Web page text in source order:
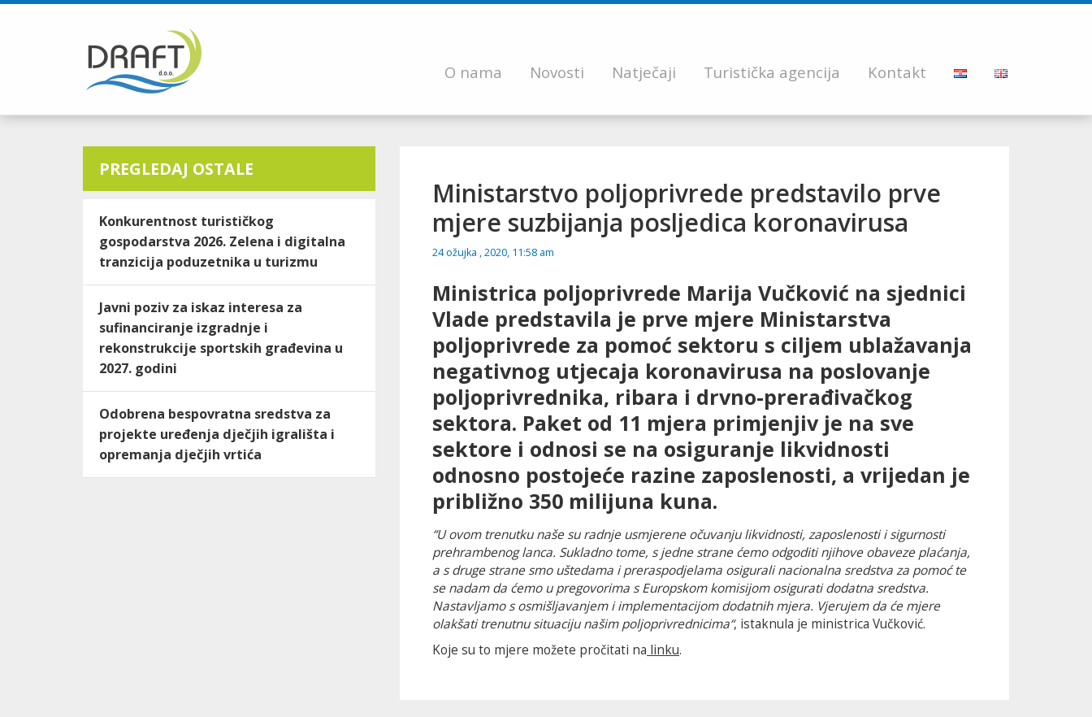
O nama Novosti Natječaji Turistička agencija Kontakt
PREGLEDAJ OSTALE
Konkurentnost turističkog
gospodarstva 2026. Zelena i digitalna
tranzicija poduzetnika u turizmu
Javni poziv za iskaz interesa za
sufinanciranje izgradnje i
rekonstrukcije sportskih građevina u
2027. godini
Odobrena bespovratna sredstva za
projekte uređenja dječjih igrališta i
opremanja dječjih vrtića
Ministarstvo poljoprivrede predstavilo prve
mjere suzbijanja posljedica koronavirusa
24 ožujka , 2020, 11:58 am
Ministrica poljoprivrede Marija Vučković na sjednici
Vlade predstavila je prve mjere Ministarstva
poljoprivrede za pomoć sektoru s ciljem ublažavanja
negativnog utjecaja koronavirusa na poslovanje
poljoprivrednika, ribara i drvno-prerađivačkog
sektora. Paket od 11 mjera primjenjiv je na sve
sektore i odnosi se na osiguranje likvidnosti
odnosno postojeće razine zaposlenosti, a vrijedan je
približno 350 milijuna kuna.
“U ovom trenutku naše su radnje usmjerene očuvanju likvidnosti, zaposlenosti i sigurnosti
prehrambenog lanca. Sukladno tome, s jedne strane ćemo odgoditi njihove obaveze plaćanja,
a s druge strane smo uštedama i preraspodjelama osigurali nacionalna sredstva za pomoć te
se nadam da ćemo u pregovorima s Europskom komisijom osigurati dodatna sredstva.
Nastavljamo s osmišljavanjem i implementacijom dodatnih mjera. Vjerujem da će mjere
olakšati trenutnu situaciju našim poljoprivrednicima“, istaknula je ministrica Vučković.
Koje su to mjere možete pročitati na linku.